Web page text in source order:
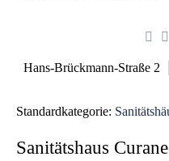
Hans-Brückmann-Straße 2
Standardkategorie:
Sanitätshaus